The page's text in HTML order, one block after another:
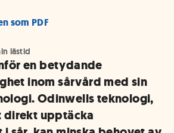
som PDF
lästid
en betydande
inom sårvård med sin
Odinwells teknologi,
direkt upptäcka